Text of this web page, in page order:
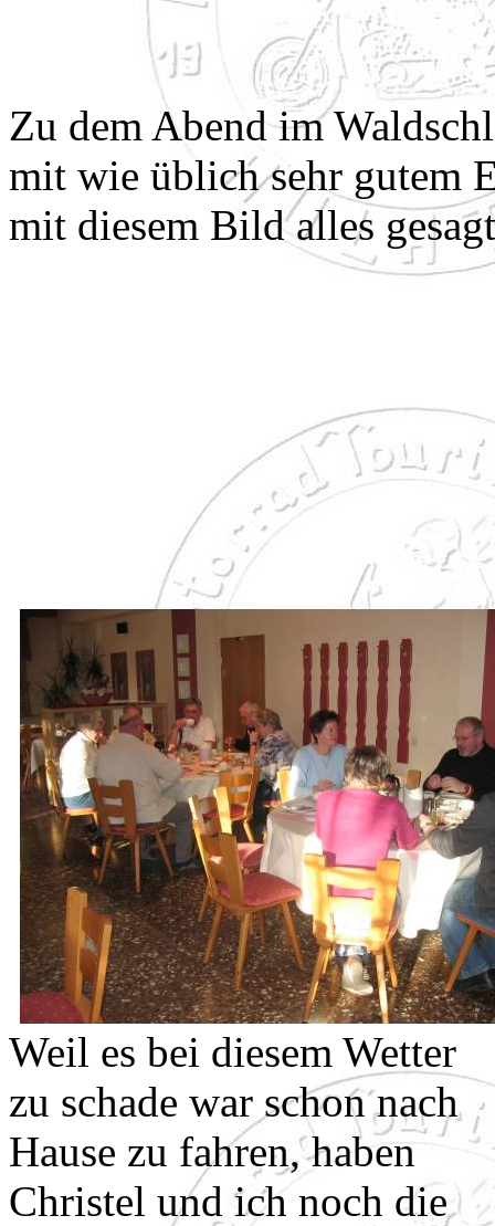
Zu dem Abend im
mit wie üblich sehr gutem
mit diesem Bild alles
Weil es bei diesem Wetter
zu schade war schon nach
Hause zu fahren, haben
Christel und ich noch die